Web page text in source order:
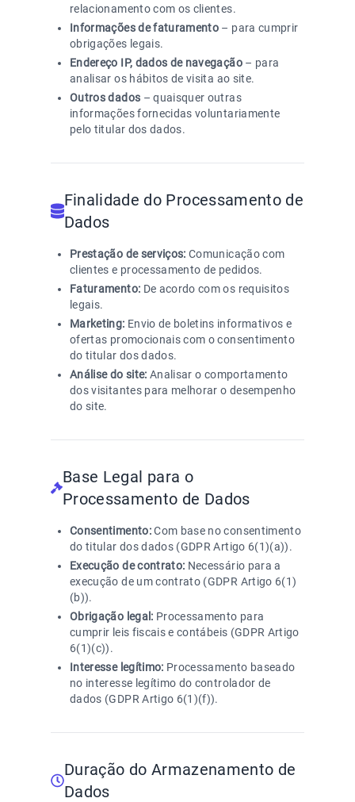
relacionamento com os clientes.
Informações de faturamento – para cumprir
obrigações legais.
Endereço IP, dados de navegação– para
analisar os hábitos de visita ao site.
Outros dados – quaisquer outras
informações fornecidas voluntariamente
pelo titular dos dados.
Finalidade do Processamento de
Dados
Prestação de serviços: Comunicação com
clientes e processamento de pedidos.
Faturamento: De acordo com os requisitos
legais.
Marketing: Envio de boletins informativos e
ofertas promocionais com o consentimento
do titular dos dados.
Análise do site: Analisar o comportamento
dos visitantes para melhorar o desempenho
do site.
Base Legal para o
Processamento de Dados
Consentimento:Com base no consentimento
do titular dos dados (GDPR Artigo 6(1)(a)).
Execução de contrato: Necessário para a
execução de um contrato (GDPR Artigo 6(1)
(b)).
Obrigação legal: Processamento para
cumprir leis fiscais e contábeis (GDPR Artigo
6(1)(c)).
Interesse legítimo: Processamento baseado
no interesse legítimo do controlador de
dados (GDPR Artigo 6(1)(f)).
Duração do Armazenamento de
Dados